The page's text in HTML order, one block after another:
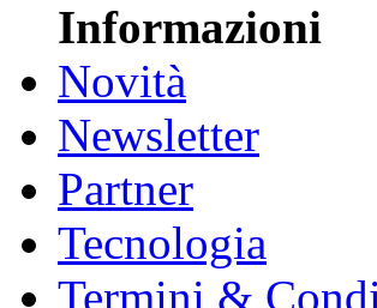
Informazioni
Novità
Newsletter
Partner
Tecnologia
Termini &